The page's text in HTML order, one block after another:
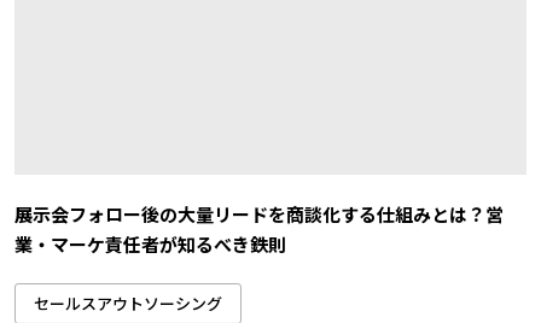
展示会フォロー後の大量リードを商談化する仕組みとは？営
業・マーケ責任者が知るべき鉄則
セールスアウトソーシング